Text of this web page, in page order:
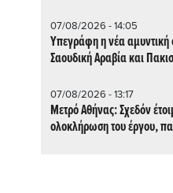
07/08/2026 - 14:05
Υπεγράφη η νέα αμυντική
Σαουδική Αραβία και
07/08/2026 - 13:17
Μετρό Αθήνας: Σχεδόν
ολοκλήρωση του έργου,